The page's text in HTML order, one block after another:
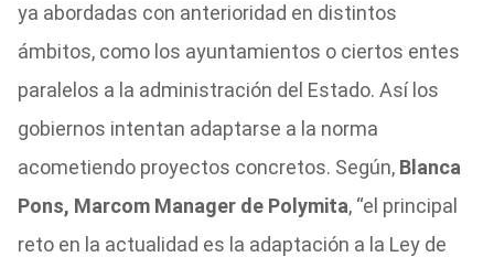
ya abordadas con anterioridad en distintos
ámbitos, como los ayuntamientos o ciertos entes
paralelos a la administración del Estado. Así los
gobiernos intentan adaptarse a la norma
acometiendo proyectos concretos. Según, Blanca
Pons, Marcom Manager de Polymita, “el principal
reto en la actualidad es la adaptación a la Ley de